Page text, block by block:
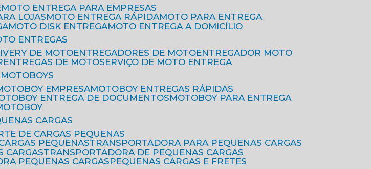
MOTO ENTREGA PARA EMPRESAS
LOJAS MOTO ENTREGA RÁPIDA
MOTO PARA ENTREGA
MOTO DISK ENTREGA
MOTO ENTREGA A DOMICÍLIO
ENTREGAS
DE MOTO ENTREGADORES DE MOTO
ENTREGADOR MOTO
ENTREGAS DE MOTO
SERVIÇO DE MOTO ENTREGA
MOTOBOYS
MOTOBOY EMPRESA
MOTOBOY ENTREGAS RÁPIDAS
ENTREGA DE DOCUMENTOS
MOTOBOY PARA ENTREGA
MOTOBOY
CARGAS
DE CARGAS PEQUENAS
PEQUENAS
TRANSPORTADORA PARA PEQUENAS CARGAS
CARGAS
TRANSPORTADORA DE PEQUENAS CARGAS
PEQUENAS CARGAS
PEQUENAS CARGAS E FRETES